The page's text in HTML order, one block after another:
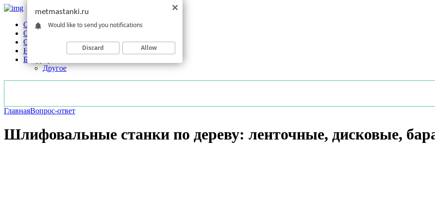
Обзоры станков
Оборудование
Обработка
Новости отрасли
Без рубрики
Другое
ГлавнаяВопрос-ответ
Шлифовальные станки по дереву: ленточные, дисковые,
metmastanki.ru
Would like to send you notifications
Discard Allow